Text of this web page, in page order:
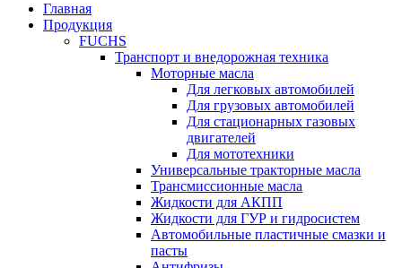
Главная
Продукция
FUCHS
Транспорт и внедорожная техника
Моторные масла
Для легковых автомобилей
Для грузовых автомобилей
Для стационарных газовых
двигателей
Для мототехники
Универсальные тракторные масла
Трансмиссионные масла
Жидкости для АКПП
Жидкости для ГУР и гидросистем
Автомобильные пластичные смазки и
пасты